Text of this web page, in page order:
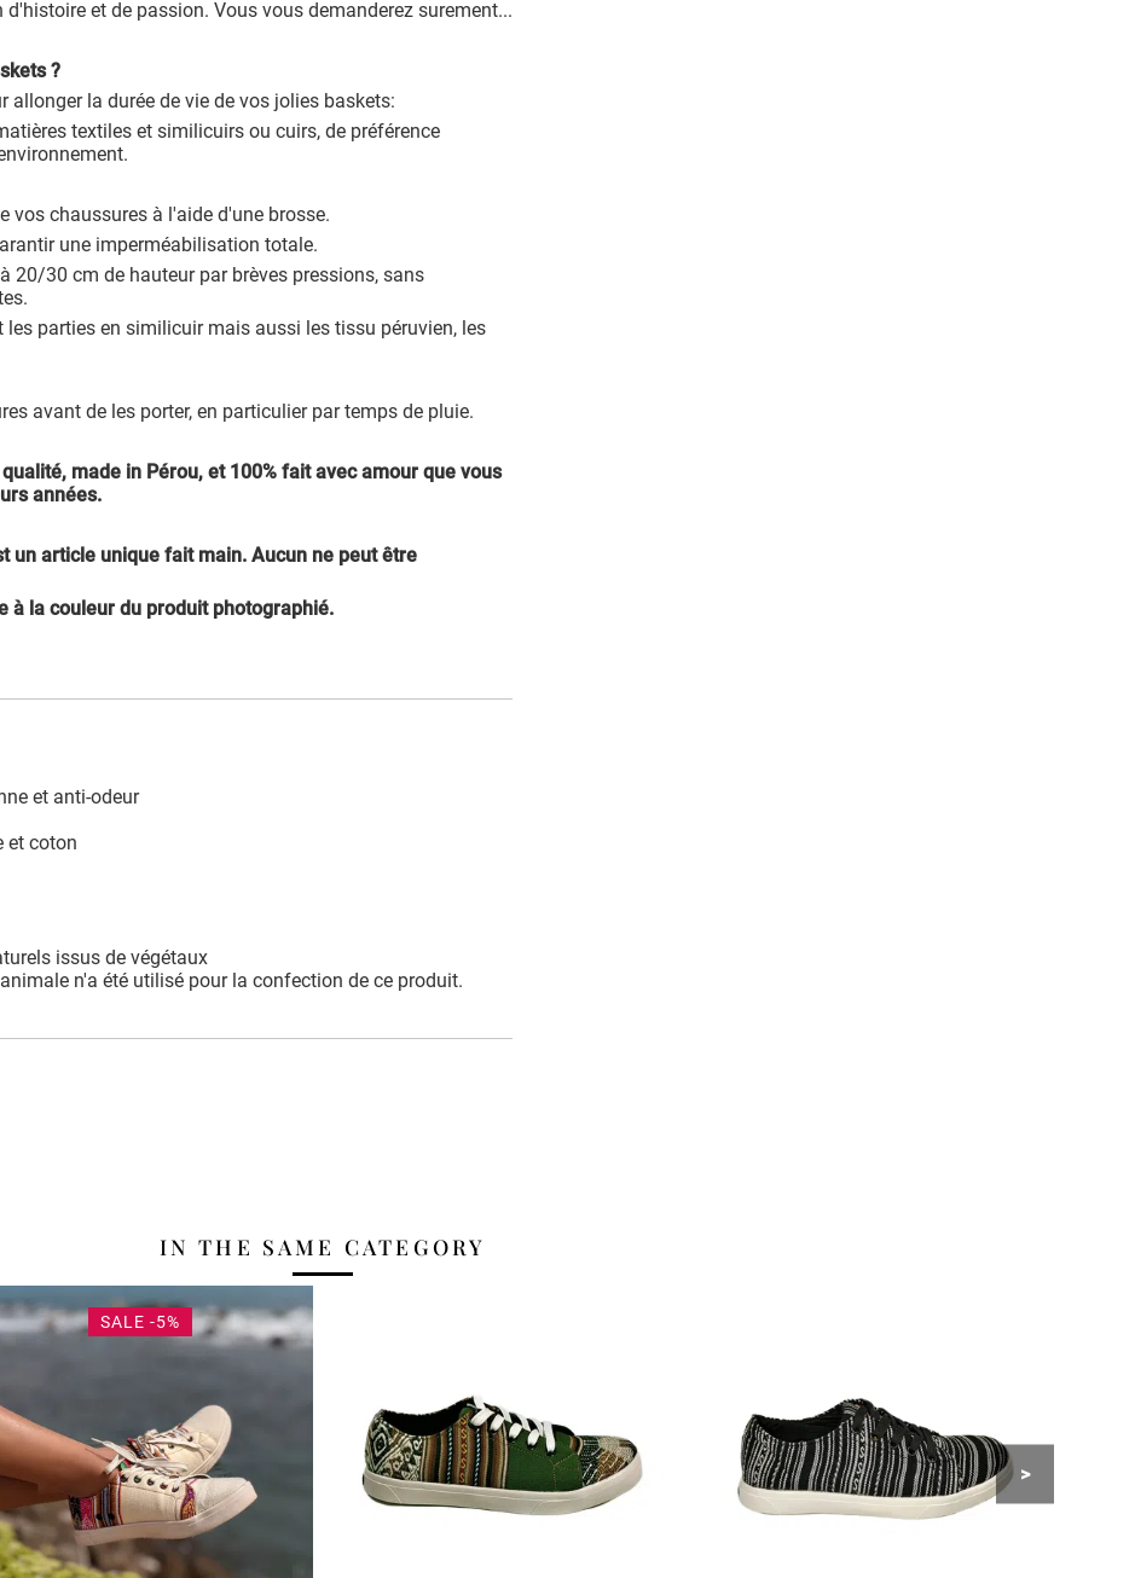
et de passion. Vous vous demanderez surement...
?
la durée de vie de vos jolies baskets:
textiles et similicuirs ou cuirs, de préférence
vos chaussures à l'aide d'une brosse.
une imperméabilisation totale.
20/30 cm de hauteur par brèves pressions, sans
parties en similicuir mais aussi les tissu péruvien, les
avant de les porter, en particulier par temps de pluie.
made in Pérou, et 100% fait avec amour que vous
années.
un article unique fait main. Aucun ne peut être
à la couleur du produit photographié.
et anti-odeur
et coton
issus de végétaux
n'a été utilisé pour la confection de ce produit.
IN THE SAME CATEGORY
SALE -5%